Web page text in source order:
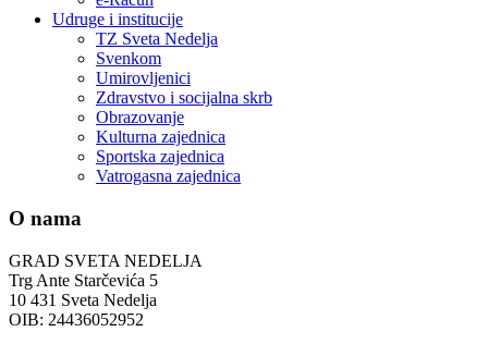
Udruge i institucije
TZ Sveta Nedelja
Svenkom
Umirovljenici
Zdravstvo i socijalna skrb
Obrazovanje
Kulturna zajednica
Sportska zajednica
Vatrogasna zajednica
O nama
GRAD SVETA NEDELJA
Trg Ante Starčevića 5
10 431 Sveta Nedelja
OIB: 24436052952